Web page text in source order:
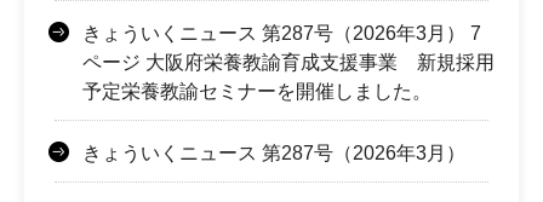
きょういくニュース 第287号（2026年3月） 7
ページ 大阪府栄養教諭育成支援事業 新規採用
予定栄養教諭セミナーを開催しました。
きょういくニュース 第287号（2026年3月）